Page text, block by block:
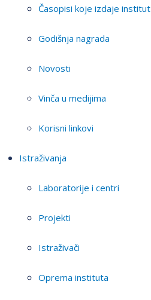
Časopisi koje izdaje institut
Godišnja nagrada
Novosti
Vinča u medijima
Korisni linkovi
Istraživanja
Laboratorije i centri
Projekti
Istraživači
Oprema instituta